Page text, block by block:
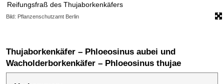
Reifungsfraß des Thujaborkenkäfers
Bild: Pflanzenschutzamt Berlin
Thujaborkenkäfer – Phloeosinus aubei und
Wacholderborkenkäfer – Phloeosinus thujae